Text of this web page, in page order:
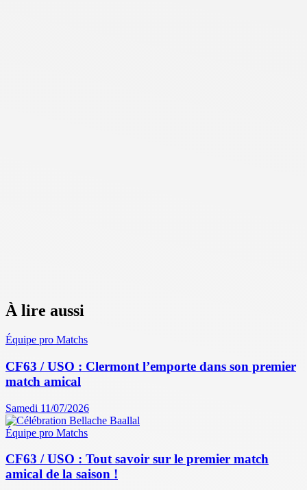
À lire aussi
Équipe pro Matchs
CF63 / USO : Clermont l’emporte dans son premier
match amical
Samedi 11/07/2026
Équipe pro Matchs
CF63 / USO : Tout savoir sur le premier match
amical de la saison !